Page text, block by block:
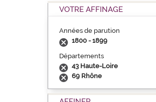
VOTRE AFFINAGE
Années de parution
1800 - 1899
Départements
43 Haute-Loire
69 Rhône